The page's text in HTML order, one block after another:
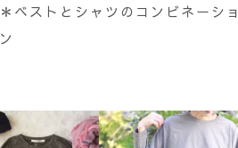
＊ベストとシャツのコンビネーショ
ン